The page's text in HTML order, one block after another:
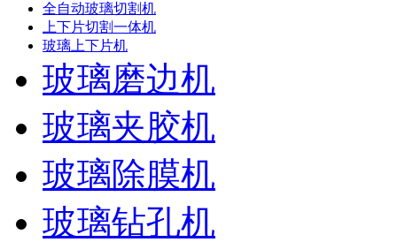
全自动玻璃切割机
上下片切割一体机
玻璃上下片机
玻璃磨边机
玻璃夹胶机
玻璃除膜机
玻璃钻孔机